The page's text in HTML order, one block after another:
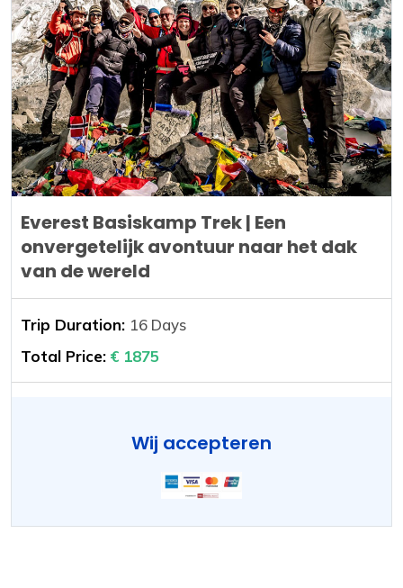
Everest Basiskamp Trek | Een
onvergetelijk avontuur naar het dak
van de wereld
Trip Duration: 16 Days
Total Price: € 1875
Wij accepteren